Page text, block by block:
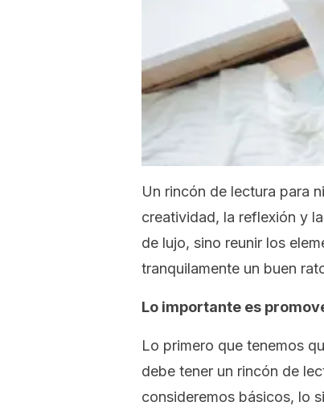
Un rincón de lectura para
creatividad, la reflexión y
de lujo, sino reunir los
tranquilamente un buen
Lo importante es
Lo primero que tenemos
debe tener un rincón de
consideremos básicos, lo